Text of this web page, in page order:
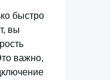
быстро
вы
важно,